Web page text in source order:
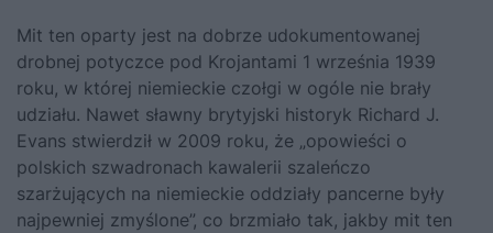
Mit ten oparty jest na dobrze udokumentowanej
drobnej potyczce pod Krojantami 1 września 1939
roku, w której niemieckie czołgi w ogóle nie brały
udziału. Nawet sławny brytyjski historyk Richard J.
Evans stwierdził w 2009 roku, że „opowieści o
polskich szwadronach kawalerii szaleńczo
szarżujących na niemieckie oddziały pancerne były
najpewniej zmyślone”, co brzmiało tak, jakby mit ten